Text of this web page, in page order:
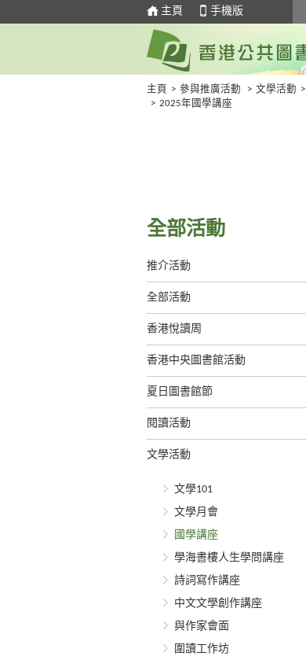
主頁 手機版
主頁 > 參與推廣活動 > 文學活動 >
> 2025年國學講座
全部活動
推介活動
全部活動
香港悅讀周
香港中央圖書館活動
夏日圖書館節
閱讀活動
文學活動
文學101
文學月會
國學講座
學海書樓人生學問講座
詩詞寫作講座
中文文學創作講座
與作家會面
圍讀工作坊